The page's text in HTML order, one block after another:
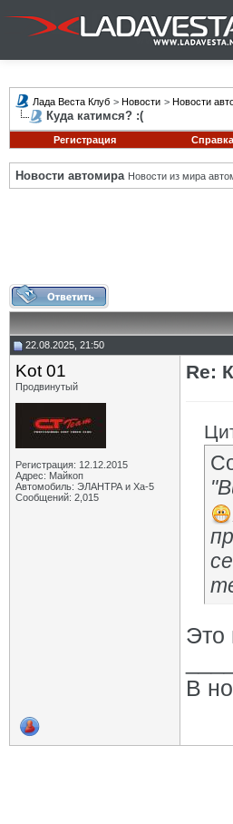
Лада Веста Клуб > Новости > Новости
Куда катимся? :(
Регистрация Справка
Новости автомира Новости из мира
22.08.2025, 21:50
Kot 01
Продвинутый
Регистрация: 12.12.2015
Адрес: Майкоп
Автомобиль: ЭЛАНТРА и Ха-5
Сообщений: 2,015
Re:
Это
В